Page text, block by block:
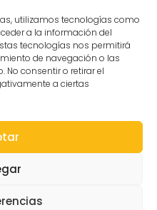
utilizamos tecnologías como
a la información del
tecnologías nos permitirá
de navegación o las
No consentir o retirar el
a ciertas